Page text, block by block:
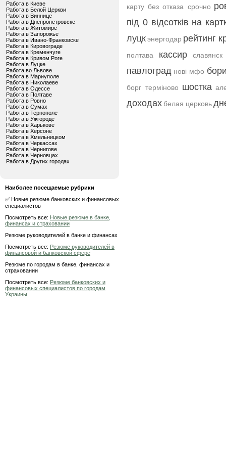
Работа в Киеве
Работа в Белой Церкви
Работа в Виннице
Работа в Днепропетровске
Работа в Житомире
Работа в Запорожье
Работа в Ивано-Франковске
Работа в Кировограде
Работа в Кременчуге
Работа в Кривом Роге
Работа в Луцке
Работа во Львове
Работа в Мариуполе
Работа в Николаеве
Работа в Одессе
Работа в Полтаве
Работа в Ровно
Работа в Сумах
Работа в Тернополе
Работа в Ужгороде
Работа в Харькове
Работа в Херсоне
Работа в Хмельницком
Работа в Черкассах
Работа в Чернигове
Работа в Черновцах
Работа в Других городах
Наиболее посещаемые рубрики
✅ Новые резюме банковских и финансовых
специалистов
Посмотреть все: Новые резюме в банке,
финансах и страховании
Резюме руководителей в банке и финансах
Посмотреть все: Резюме руководителей в
финансовой и банковской сфере
Резюме по городам в банке, финансах и
страховании
Посмотреть все: Резюме банковских и
финансовых специалистов по городам
Украины
карту без отказа срочно
під 0 відсотків на
луцкэнергодар рейтинг
полтава кассир славянск
павлоград нові мфо
борг терміново шостка
доходах белая церковь